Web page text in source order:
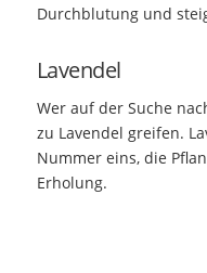
Durchblutung und
Lavendel
Wer auf der Suche
zu Lavendel greifen.
Nummer eins, die
Erholung.